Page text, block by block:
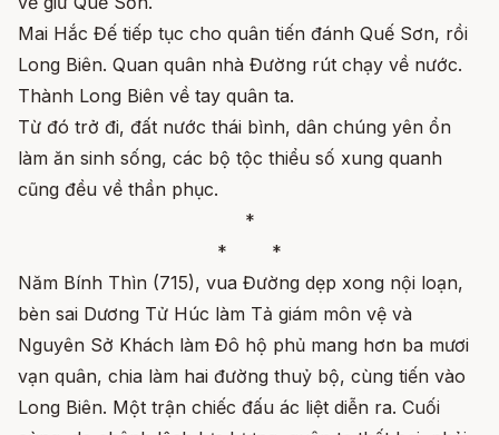
Mai Hắc Đế tiếp tục cho quân tiến đánh Quế Sơn, rồi
Long Biên. Quan quân nhà Đường rút chạy về nước.
Thành Long Biên về tay quân ta.
Từ đó trở đi, đất nước thái bình, dân chúng yên ổn
làm ăn sinh sống, các bộ tộc thiểu số xung quanh
cũng đều về thần phục.
*
* *
Năm Bính Thìn (715), vua Đường dẹp xong nội loạn,
bèn sai Dương Tử Húc làm Tả giám môn vệ và
Nguyên Sở Khách làm Đô hộ phủ mang hơn ba mươi
vạn quân, chia làm hai đường thuỷ bộ, cùng tiến vào
Long Biên. Một trận chiếc đấu ác liệt diễn ra. Cuối